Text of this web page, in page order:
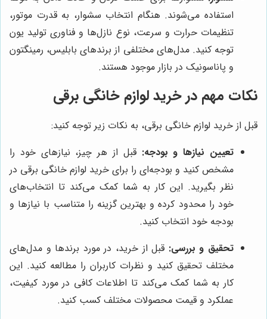
استفاده می‌شوند. هنگام انتخاب سشوار، به قدرت موتور،
تنظیمات حرارت و سرعت، نوع نازل‌ها و فناوری تولید یون
توجه کنید. مدل‌های مختلفی از برندهای بابلیس، رمینگتون
و پاناسونیک در بازار موجود هستند.
نکات مهم در خرید لوازم خانگی برقی
قبل از خرید لوازم خانگی برقی، به نکات زیر توجه کنید:
تعیین نیازها و بودجه: قبل از هر چیز، نیازهای خود را
مشخص کنید و بودجه‌ای را برای خرید لوازم خانگی برقی در
نظر بگیرید. این کار به شما کمک می‌کند تا انتخاب‌های
خود را محدود کرده و بهترین گزینه را متناسب با نیازها و
بودجه خود انتخاب کنید.
تحقیق و بررسی: قبل از خرید، در مورد برندها و مدل‌های
مختلف تحقیق کنید و نظرات کاربران را مطالعه کنید. این
کار به شما کمک می‌کند تا اطلاعات کافی در مورد کیفیت،
عملکرد و قیمت محصولات مختلف کسب کنید.